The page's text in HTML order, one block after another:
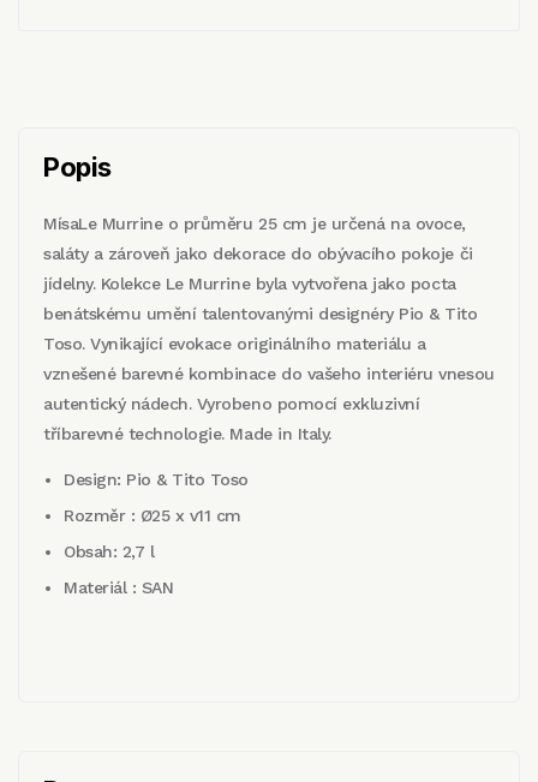
Popis
MísaLe Murrine o průměru 25 cm je určená na ovoce,
saláty a zároveň jako dekorace do obývacího pokoje či
jídelny. Kolekce Le Murrine byla vytvořena jako pocta
benátskému umění talentovanými designéry Pio & Tito
Toso. Vynikající evokace originálního materiálu a
vznešené barevné kombinace do vašeho interiéru vnesou
autentický nádech. Vyrobeno pomocí exkluzivní
tříbarevné technologie. Made in Italy.
Design: Pio & Tito Toso
Rozměr : Ø25 x v11 cm
Obsah: 2,7 l
Materiál : SAN